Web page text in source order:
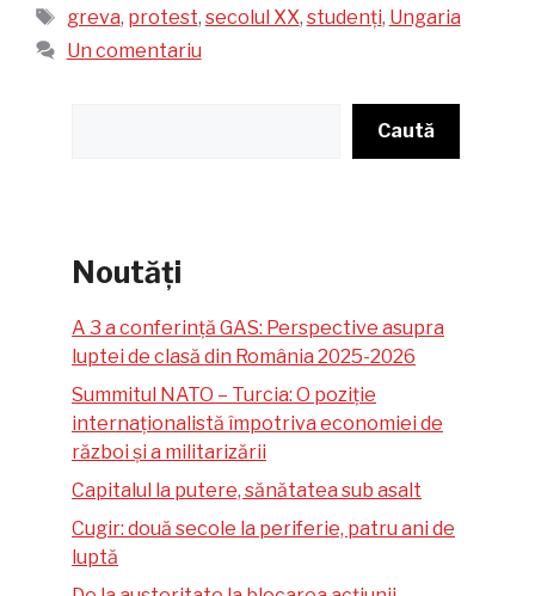
Etichete
greva, protest, secolul XX, studenți, Ungaria
Un comentariu
Caută
Noutăți
A 3 a conferință GAS: Perspective asupra
luptei de clasă din România 2025-2026
Summitul NATO – Turcia: O poziție
internaționalistă împotriva economiei de
război și a militarizării
Capitalul la putere, sănătatea sub asalt
Cugir: două secole la periferie, patru ani de
luptă